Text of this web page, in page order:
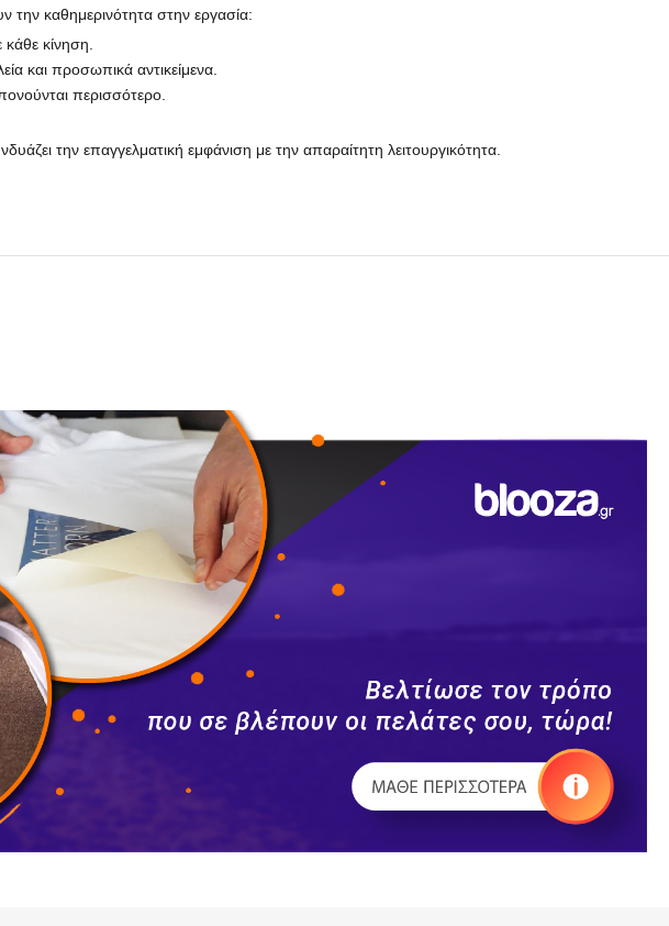
την καθημερινότητα στην εργασία:
κάθε κίνηση.
και προσωπικά αντικείμενα.
περισσότερο.
την επαγγελματική εμφάνιση με την απαραίτητη λειτουργικότητα.